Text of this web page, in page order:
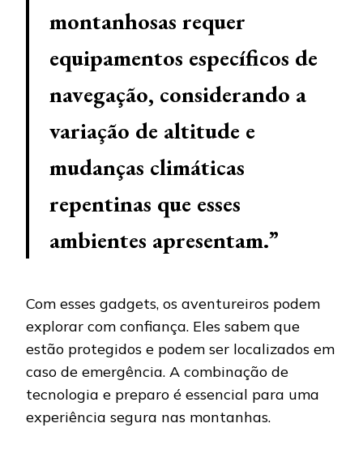
montanhosas requer
equipamentos específicos de
navegação, considerando a
variação de altitude e
mudanças climáticas
repentinas que esses
ambientes apresentam.”
Com esses gadgets, os aventureiros podem
explorar com confiança. Eles sabem que
estão protegidos e podem ser localizados em
caso de emergência. A combinação de
tecnologia e preparo é essencial para uma
experiência segura nas montanhas.